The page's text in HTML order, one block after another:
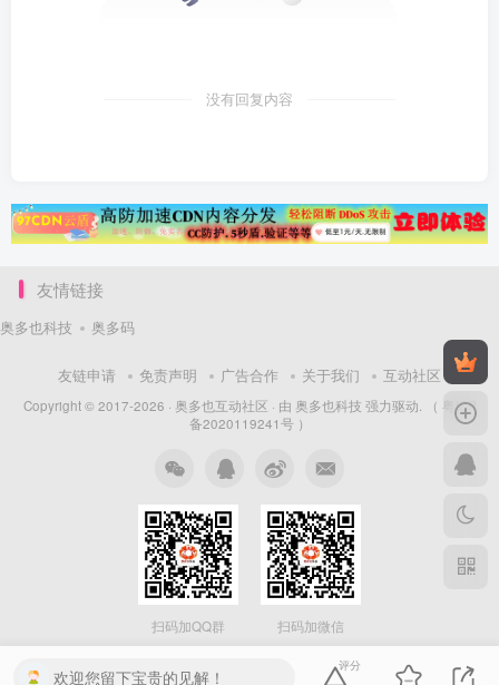
没有回复内容
友情链接
奥多也科技 奥多码
友链申请 免责声明 广告合作 关于我们 互动社区
Copyright © 2017-2026 · 奥多也互动社区 · 由 奥多也科技 强力驱动.
（ 粤ICP
备2020119241号 ）
扫码加QQ群 扫码加微信
欢迎您留下宝贵的见解！
评分